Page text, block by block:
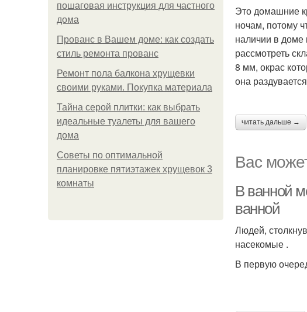
пошаговая инструкция для частного
дома
Прованс в Вашем доме: как создать
стиль ремонта прованс
Ремонт пола балкона хрущевки
своими руками. Покупка материала
Тайна серой плитки: как выбрать
идеальные туалеты для вашего
дома
Советы по оптимальной
планировке пятиэтажек хрущевок 3
комнаты
Это домашние
ночам, потому
наличии в доме
рассмотреть
8 мм, окрас
она
читать дальше →
Вас
В ванной
ванной
Людей,
насекомые .
В первую